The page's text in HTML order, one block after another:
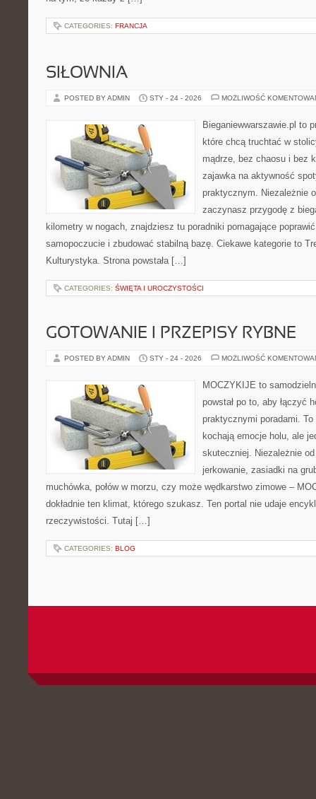
CATEGORIES: FRANCJA
SIŁOWNIA
POSTED BY ADMIN STY - 24 - 2026 MOŻLIWOŚĆ
Bieganiewwarszawie.pl to
które chcą truchtać w
mądrze, bez chaosu i bez
zajawka na aktywność
praktycznym. Niezależnie
zaczynasz przygodę z
kilometry w nogach, znajdziesz tu poradniki pomagające
samopoczucie i zbudować stabilną bazę. Ciekawe kategorie to
Kulturystyka. Strona powstała […]
CATEGORIES: ŚWIĘTA I UROCZYSTOŚCI
GOTOWANIE I PRZEPISY RYBNE
POSTED BY ADMIN STY - 24 - 2026 MOŻLIWOŚĆ
MOCZYKIJE to
powstał po to, aby łączyć
praktycznymi poradami.
kochają emocje holu, ale
skuteczniej. Niezależnie
jerkowanie, zasiadki na
muchówka, połów w morzu, czy może wędkarstwo zimowe –
dokładnie ten klimat, którego szukasz. Ten portal nie udaje
rzeczywistości. Tutaj […]
CATEGORIES: BLOG